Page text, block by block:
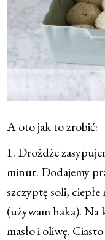
A oto jak to zrobić:
1. Drożdże
minut. Dodajemy
szczyptę soli,
(używam haka). Na
masło i oliwę.